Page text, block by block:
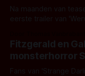
Na maanden van
eerste trailer van
kille stijl vol folklore
het het al raden?)...
Fitzgerald en
monsterhorror
Fans van 'Strange